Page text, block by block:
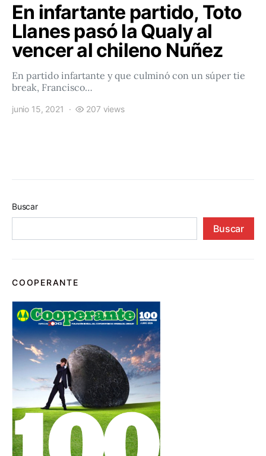
En infartante partido, Toto
Llanes pasó la Qualy al
vencer al chileno Nuñez
En partido infartante y que culminó con un súper tie
break, Francisco…
junio 15, 2021 207 views
Buscar
Buscar
COOPERANTE